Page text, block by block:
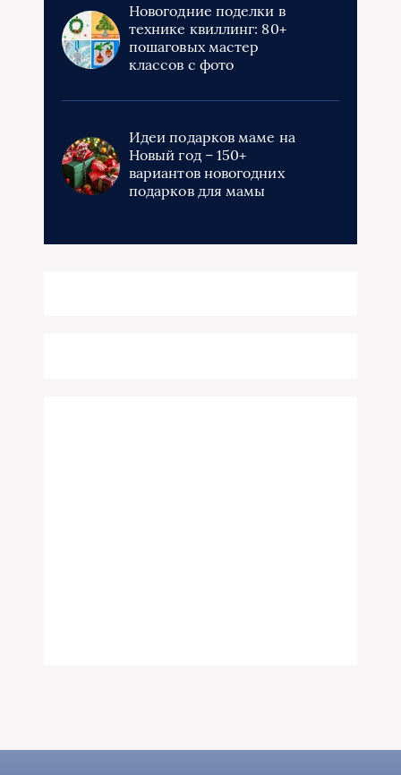
Новогодние поделки в
технике квиллинг: 80+
пошаговых мастер
классов с фото
Идеи подарков маме на
Новый год – 150+
вариантов новогодних
подарков для мамы